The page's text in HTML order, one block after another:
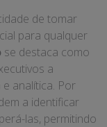
de tomar
para qualquer
se destaca como
a
analítica. Por
a identificar
las, permitindo